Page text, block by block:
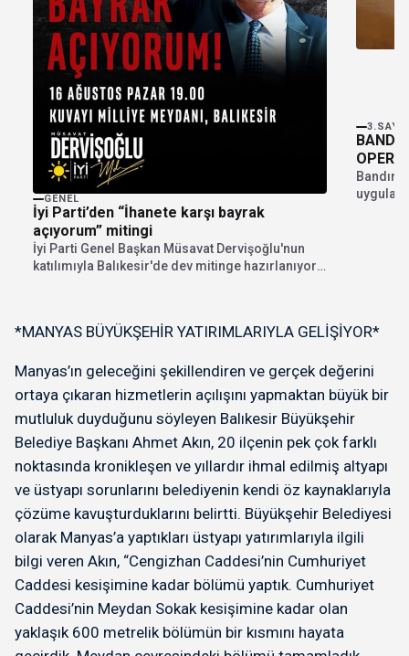
GENEL
İyi Parti’den “İhanete karşı bayrak
açıyorum” mitingi
İyi Parti Genel Başkan Müsavat Dervişoğlu'nun
katılımıyla Balıkesir'de dev mitinge hazırlanıyor.
*MANYAS BÜYÜKŞEHİR YATIRIMLARIYLA GELİŞİYOR*
Manyas’ın geleceğini şekillendiren ve gerçek değerini
ortaya çıkaran hizmetlerin açılışını yapmaktan büyük bir
mutluluk duyduğunu söyleyen Balıkesir Büyükşehir
Belediye Başkanı Ahmet Akın, 20 ilçenin pek çok farklı
noktasında kronikleşen ve yıllardır ihmal edilmiş altyapı
ve üstyapı sorunlarını belediyenin kendi öz kaynaklarıyla
çözüme kavuşturduklarını belirtti. Büyükşehir Belediyesi
olarak Manyas’a yaptıkları üstyapı yatırımlarıyla ilgili
bilgi veren Akın, “Cengizhan Caddesi’nin Cumhuriyet
Caddesi kesişimine kadar bölümü yaptık. Cumhuriyet
Caddesi’nin Meydan Sokak kesişimine kadar olan
yaklaşık 600 metrelik bölümün bir kısmını hayata